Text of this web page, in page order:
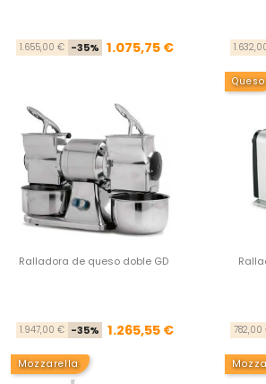
Precio base
1.655,00 € -35% Precio
1.075,75 €
Ralladora de queso doble GD
Precio base
1.947,00 € -35% Precio
1.265,55 €
Queso
782,00
Mozzarella